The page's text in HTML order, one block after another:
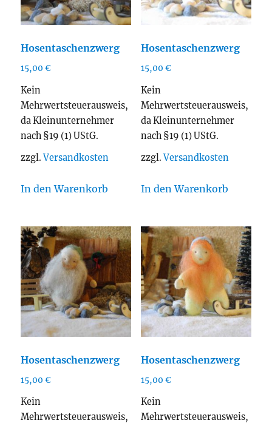
Hosentaschenzwerg
15,00€
Kein
Mehrwertsteuerausweis,
da Kleinunternehmer
nach §19 (1) UStG.
zzgl.Versandkosten
In den Warenkorb
Hosentaschenzwerg
15,00 €
Kein
Mehrwertsteuerausweis,
da Kleinunternehmer
nach §19 (1) UStG.
zzgl.Versandkosten
In den Warenkorb
Hosentaschenzwerg
15,00€
Kein
Mehrwertsteuerausweis,
Hosentaschenzwerg
15,00 €
Kein
Mehrwertsteuerausweis,